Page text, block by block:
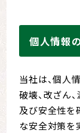
個人情報
当社は、個人
破壊、改ざん
及び安全性を
な安全対策を